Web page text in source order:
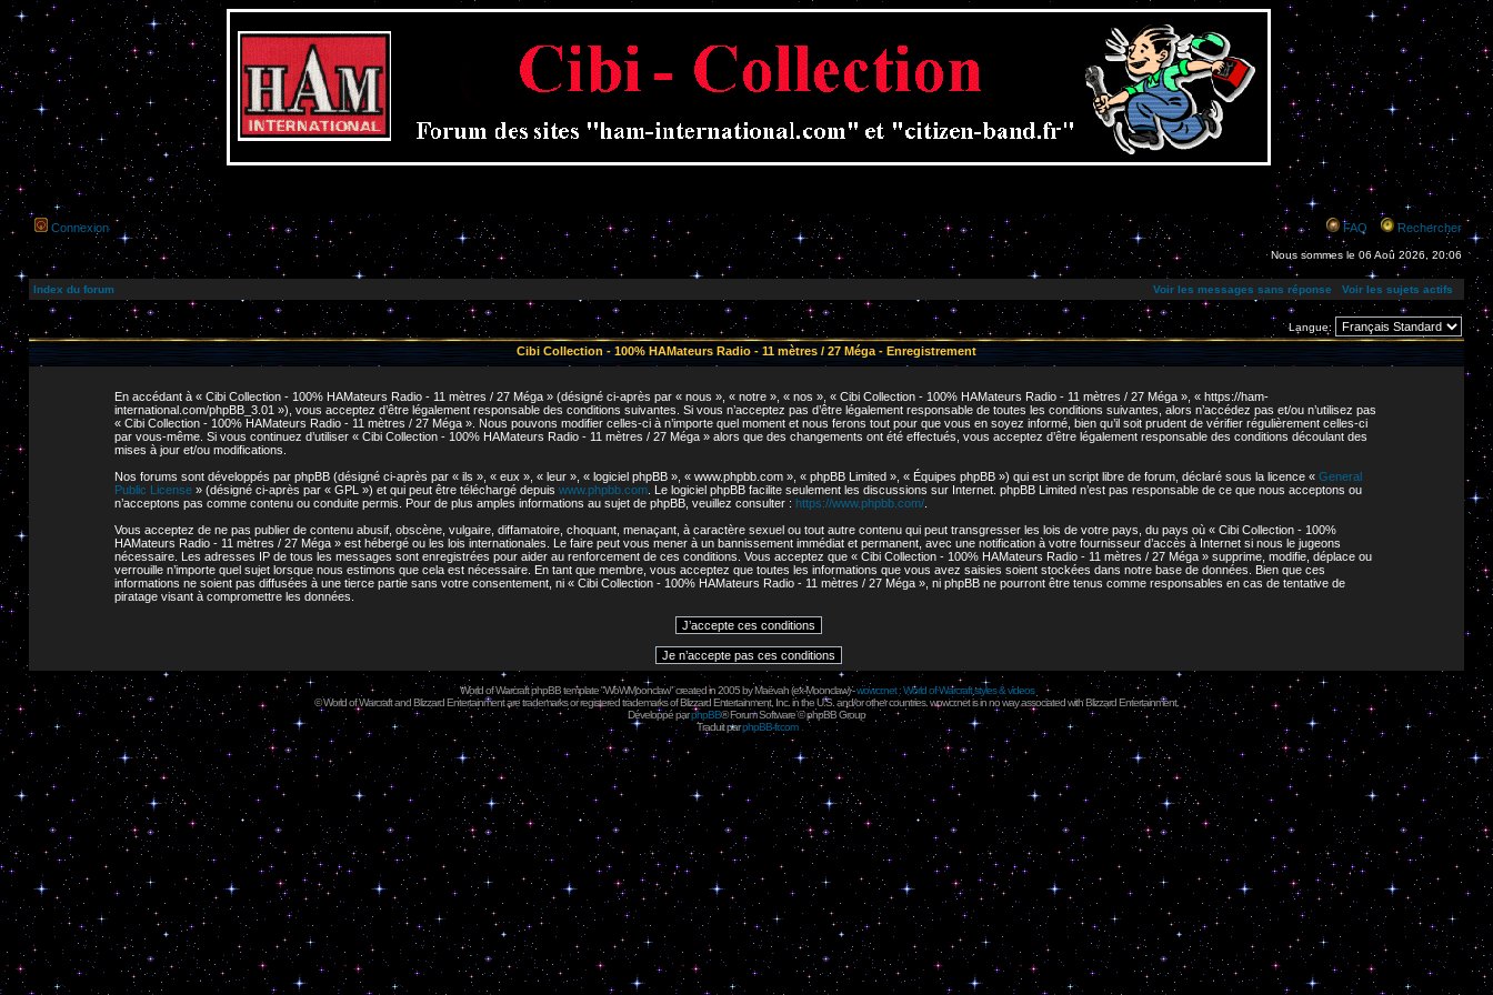
Connexion FAQ Rechercher
Nous sommes le 06 Aoû 2026, 20:06
Index du forum Voir les messages sans réponse Voir les sujets actifs
Langue:
Cibi Collection - 100% HAMateurs Radio - 11 mètres / 27 Méga - Enregistrement
En accédant à « Cibi Collection - 100% HAMateurs Radio - 11 mètres / 27 Méga » (désigné ci-après par « nous », « notre », « nos », « Cibi Collection - 100% HAMateurs Radio - 11 mètres / 27 Méga », « https://ham-
international.com/phpBB_3.01 »), vous acceptez d’être légalement responsable des conditions suivantes. Si vous n’acceptez pas d’être légalement responsable de toutes les conditions suivantes, alors n’accédez pas et/ou n’utilisez pas
« Cibi Collection - 100% HAMateurs Radio - 11 mètres / 27 Méga ». Nous pouvons modifier celles-ci à n’importe quel moment et nous ferons tout pour que vous en soyez informé, bien qu’il soit prudent de vérifier régulièrement celles-ci
par vous-même. Si vous continuez d’utiliser « Cibi Collection - 100% HAMateurs Radio - 11 mètres / 27 Méga » alors que des changements ont été effectués, vous acceptez d’être légalement responsable des conditions découlant des
mises à jour et/ou modifications.
Nos forums sont développés par phpBB (désigné ci-après par « ils », « eux », « leur », « logiciel phpBB », « www.phpbb.com », « phpBB Limited », « Équipes phpBB ») qui est un script libre de forum, déclaré sous la licence « General
Public License» (désigné ci-après par « GPL ») et qui peut être téléchargé depuis www.phpbb.com. Le logiciel phpBB facilite seulement les discussions sur Internet. phpBB Limited n’est pas responsable de ce que nous acceptons ou
n’acceptons pas comme contenu ou conduite permis. Pour de plus amples informations au sujet de phpBB, veuillez consulter : https://www.phpbb.com/.
Vous acceptez de ne pas publier de contenu abusif, obscène, vulgaire, diffamatoire, choquant, menaçant, à caractère sexuel ou tout autre contenu qui peut transgresser les lois de votre pays, du pays où « Cibi Collection - 100%
HAMateurs Radio - 11 mètres / 27 Méga » est hébergé ou les lois internationales. Le faire peut vous mener à un bannissement immédiat et permanent, avec une notification à votre fournisseur d’accès à Internet si nous le jugeons
nécessaire. Les adresses IP de tous les messages sont enregistrées pour aider au renforcement de ces conditions. Vous acceptez que « Cibi Collection - 100% HAMateurs Radio - 11 mètres / 27 Méga » supprime, modifie, déplace ou
verrouille n’importe quel sujet lorsque nous estimons que cela est nécessaire. En tant que membre, vous acceptez que toutes les informations que vous avez saisies soient stockées dans notre base de données. Bien que ces
informations ne soient pas diffusées à une tierce partie sans votre consentement, ni « Cibi Collection - 100% HAMateurs Radio - 11 mètres / 27 Méga », ni phpBB ne pourront être tenus comme responsables en cas de tentative de
piratage visant à compromettre les données.
World of Warcraft phpBB template "WoWMoonclaw" created in 2005 byMaëvah(ex-Moonclaw) -wowcr.net : World of Warcraft styles & videos
©World of Warcraft and Blizzard Entertainment are trademarks or registered trademarks of Blizzard Entertainment, Inc. in the U.S. and/or other countries. wowcr.net is in no way associated with Blizzard Entertainment.
Développé parphpBB® Forum Software © phpBB Group
Traduit parphpBB-fr.com